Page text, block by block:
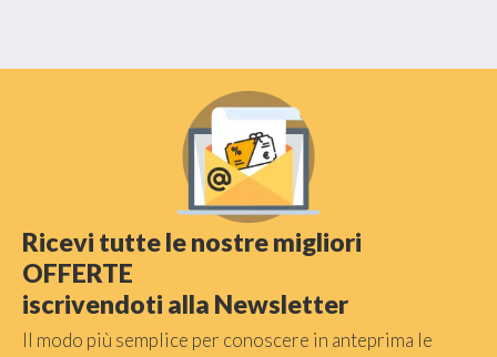
Ricevi tutte le nostre migliori
OFFERTE
iscrivendoti alla Newsletter
Il modo più semplice per conoscere in anteprima le